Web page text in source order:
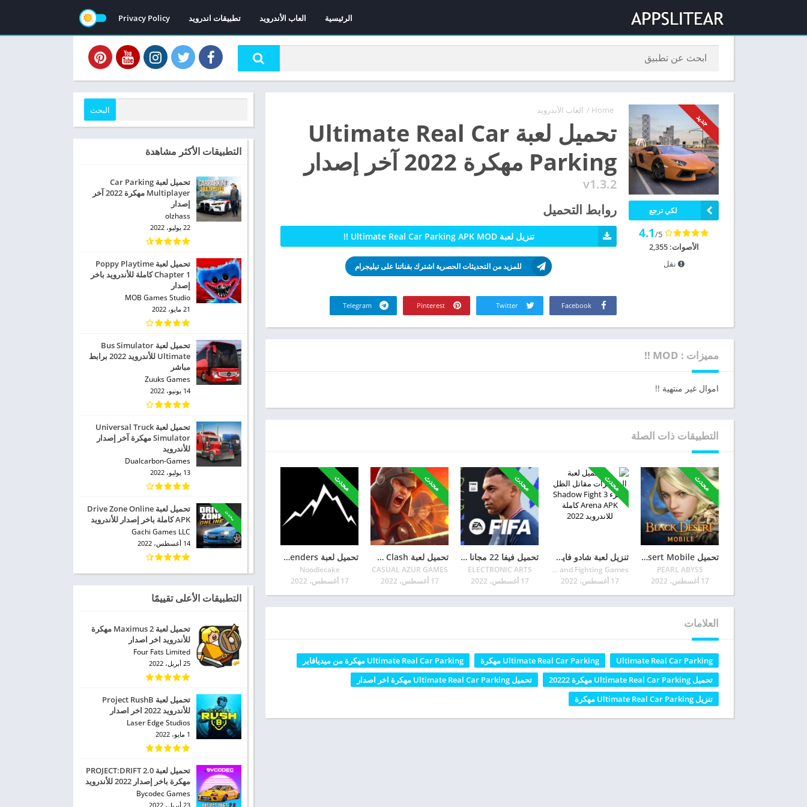
الرئيسية العاب الأندرويد تطبيقات اندرويد Privacy Policy
Home
/ العاب الأندرويد
تحميل لعبة Ultimate Real Car
Parking مهكرة 2022 آخر إصدار
v1.3.2
روابط التحميل
تنزيل لعبة Ultimate Real Car Parking APK MOD !!
للمزيد من التحديثات الحصرية اشترك بقناتنا على تيليجرام
جديد
لكي ترجع
4.1/5
الأصوات: 2,355
نقل
مميزات : MOD !!
اموال غير منتهية !!
التطبيقات ذات الصلة
محدث
تحميل Black Desert Mobile مهكرة آخر إصدار 2022 للأندرويد
PEARL ABYSS
17 أغسطس، 2022
محدث
تنزيل لعبة شادو فايت 4 Shadow Fight Arena للأندرويد آخر إصدار
Nekki - Action and Fighting Games
17 أغسطس، 2022
محدث
تحميل فيفا 22 مجانا FIFA Soccer آخر إصدار 2022 للأندرويد
ELECTRONIC ARTS
17 أغسطس، 2022
محدث
تحميل لعبة Kingdom Clash مهكرة 2022 آخر إصدار للأندرويد
CASUAL AZUR GAMES
17 أغسطس، 2022
محدث
تحميل لعبة Descenders كاملة آخر إصدار للأندرويد
Noodlecake
17 أغسطس، 2022
العلامات
Ultimate Real Car Parking Ultimate Real Car Parking مهكرة
Ultimate Real Car Parking مهكرة من ميديافاير
تحميل Ultimate Real Car Parking مهكرة 20222
تحميل Ultimate Real Car Parking مهكرة اخر اصدار
تنزيل Ultimate Real Car Parking مهكرة
البحث
التطبيقات الأكثر مشاهدة
تحميل لعبة Car Parking
Multiplayer‏ مهكرة 2022 آخر
إصدار
olzhass
22 يوليو، 2022
تحميل لعبة Poppy Playtime
Chapter 1 كاملة للأندرويد باخر
إصدار
MOB Games Studio
21 مايو، 2022
تحميل لعبة Bus Simulator
Ultimate للأندرويد 2022 برابط
مباشر
Zuuks Games
14 يونيو، 2022
تحميل لعبة Universal Truck
Simulator مهكرة آخر إصدار
للأندرويد
Dualcarbon-Games
13 يوليو، 2022
محدث
تحميل لعبة Drive Zone Online
APK كاملة باخر إصدار للأندرويد
Gachi Games LLC
14 أغسطس، 2022
التطبيقات الأعلى تقييمًا
تحميل لعبة Maximus 2 مهكرة
للأندرويد اخر اصدار
Four Fats Limited
25 أبريل، 2022
تحميل لعبة Project RushB
للأندرويد 2022 اخر اصدار
Laser Edge Studios
1 مايو، 2022
تحميل لعبة PROJECT:DRIFT 2.0
مهكرة باخر إصدار 2022 للأندرويد
Bycodec Games
23 أبريل، 2022